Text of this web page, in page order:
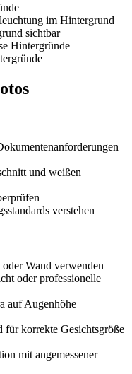
im Hintergrund
sichtbar
Hintergründe
und weißen
verstehen
Wand verwenden
oder professionelle
auf Augenhöhe
für korrekte Gesichtsgröße
mit angemessener